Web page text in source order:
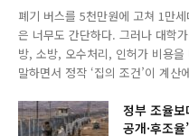
폐기 버스를 5천만원에 고쳐 1만
은 너무도 간단하다. 그러나 대학
방, 소방, 오수처리, 인허가 비용
말하면서 정작 ‘집의 조건’이 계산
정부 조율
공개·후조